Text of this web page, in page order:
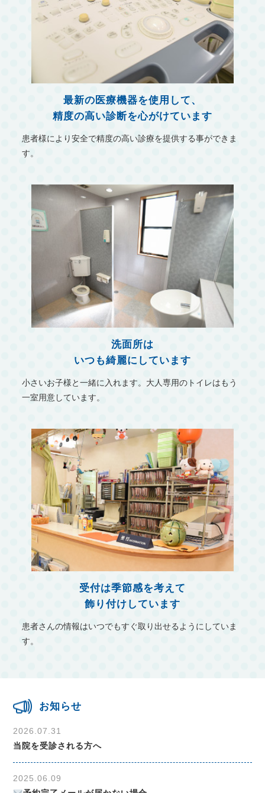
最新の医療機器を使用して、
精度の高い診断を心がけています
患者様により安全で精度の高い診療を提供する事ができま
す。
洗面所は
いつも綺麗にしています
小さいお子様と一緒に入れます。大人専用のトイレはもう
一室用意しています。
受付は季節感を考えて
飾り付けしています
患者さんの情報はいつでもすぐ取り出せるようにしていま
す。
お知らせ
2026.07.31
当院を受診される方へ
2025.06.09